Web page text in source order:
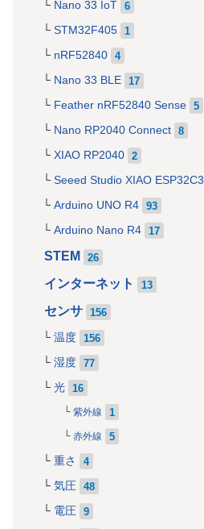
Nano 33 IoT 6
STM32F405 1
nRF52840 4
Nano 33 BLE 17
Feather nRF52840 Sense 5
Nano RP2040 Connect 8
XIAO RP2040 2
Seeed Studio XIAO ESP32C3
Arduino UNO R4 93
Arduino Nano R4 17
STEM 26
インターネット 13
センサ 156
温度 156
湿度 77
光 16
紫外線 1
赤外線 5
重さ 4
気圧 48
電圧 9